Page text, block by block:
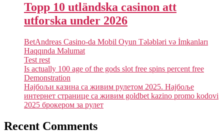
Topp 10 utländska casinon att
utforska under 2026
BetAndreas Casino-da Mobil Oyun Tələbləri və İmkanları
Haqqında Məlumat
Test rest
Is actually 100 age of the gods slot free spins percent free
Demonstration
Најбољи казина са живим рулетом 2025. Најбоље
интернет странице са живим goldbet kazino promo kodovi
2025 брокером за рулет
Recent Comments